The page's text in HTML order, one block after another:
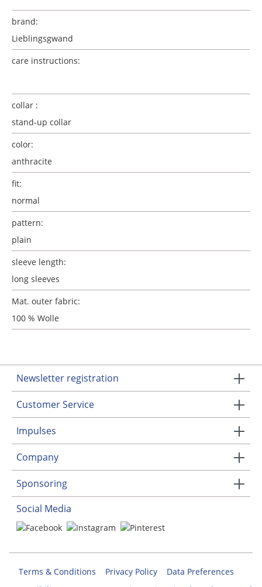
brand:
Lieblingsgwand
care instructions:
collar :
stand-up collar
color:
anthracite
fit:
normal
pattern:
plain
sleeve length:
long sleeves
Mat. outer fabric:
100 % Wolle
Newsletter registration
Customer Service
Impulses
Company
Sponsoring
Social Media
Terms & Conditions Privacy Policy
Data Preferences